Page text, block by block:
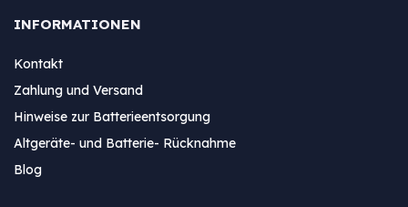
INFORMATIONEN
Kontakt
Zahlung und Versand
Hinweise zur Batterieentsorgung
Altgeräte- und Batterie- Rücknahme
Blog